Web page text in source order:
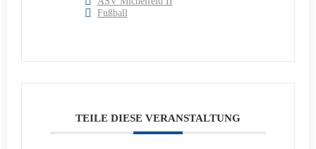
Fußball
TEILE DIESE VERANSTALTUNG